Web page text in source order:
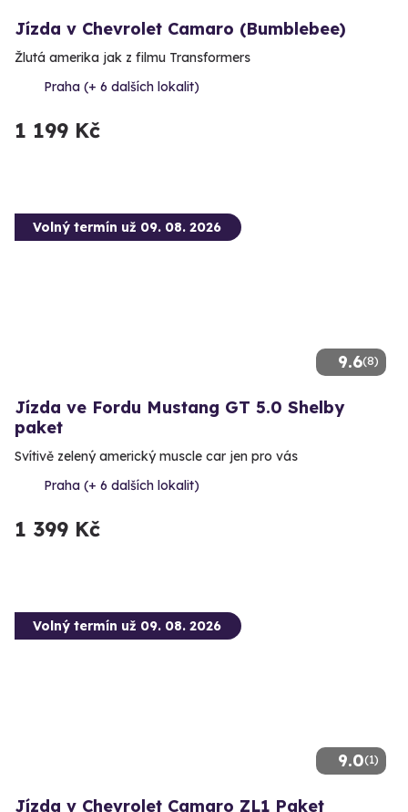
Jízda v Chevrolet Camaro (Bumblebee)
Žlutá amerika jak z filmu Transformers
Praha (+ 6 dalších lokalit)
1 199 Kč
9.6(8)
Volný termín už 09. 08. 2026
Jízda ve Fordu Mustang GT 5.0 Shelby
paket
Svítivě zelený americký muscle car jen pro vás
Praha (+ 6 dalších lokalit)
1 399 Kč
9.0(1)
Volný termín už 09. 08. 2026
Jízda v Chevrolet Camaro ZL1 Paket